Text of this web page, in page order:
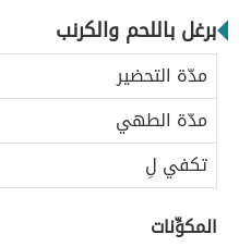
برغل باللحم والكرنب
مدّة التحضير
مدّة الطهي
تكفي لِ
المكوِّنات